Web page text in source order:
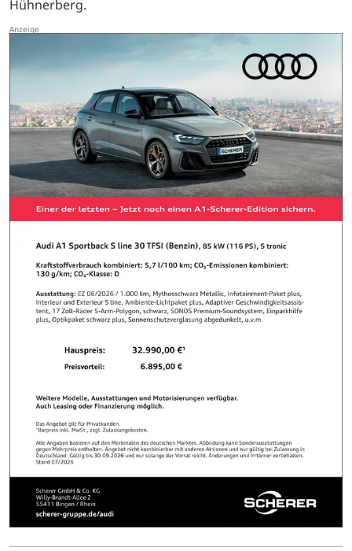
Hühnerberg.